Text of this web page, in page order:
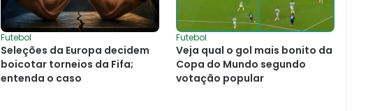
Futebol
Seleções da Europa decidem
boicotar torneios da Fifa;
entenda o caso
Futebol
Veja qual o gol mais bonito da
Copa do Mundo segundo
votação popular